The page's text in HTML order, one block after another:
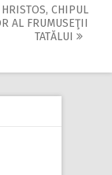
CHIPUL
AL FRUMUSEŢII
TATĂLUI